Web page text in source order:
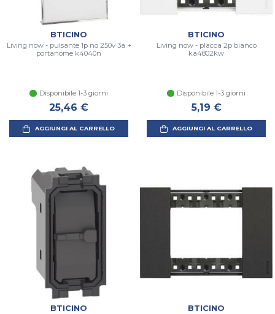
BTICINO
Living now - pulsante 1p no 250v 3a +
portanome k4040n
Disponibile 1-3 giorni
25,46 €
AGGIUNGI AL CARRELLO
BTICINO
Living now - placca 2p bianco
ka4802kw
Disponibile 1-3 giorni
5,19 €
AGGIUNGI AL CARRELLO
BTICINO BTICINO